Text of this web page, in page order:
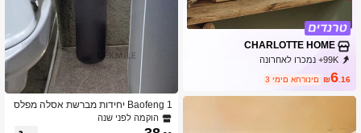
CHARLOTTE HOME
99K+ נמכרו לאחרונה
₪6.16 3 ימים אחרונים
Baofeng 1 יחידות מברשת אסלה מפלס
טיק עם מכסה במבוק אופנתית וידית ארו
כה, מברשת ניקוי אסלה אטומה מינימליס
הוקמה לפני שנה